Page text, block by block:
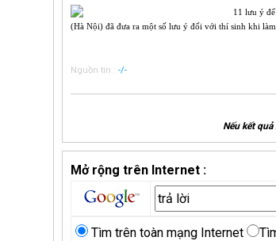
11 lưu ý
(Hà Nội) đã đưa ra một số lưu ý đối với thí sinh khi
Nguồn tin : -/-
Nếu kết
Mở rộng trên Internet :
Tìm trên toàn mạng Internet